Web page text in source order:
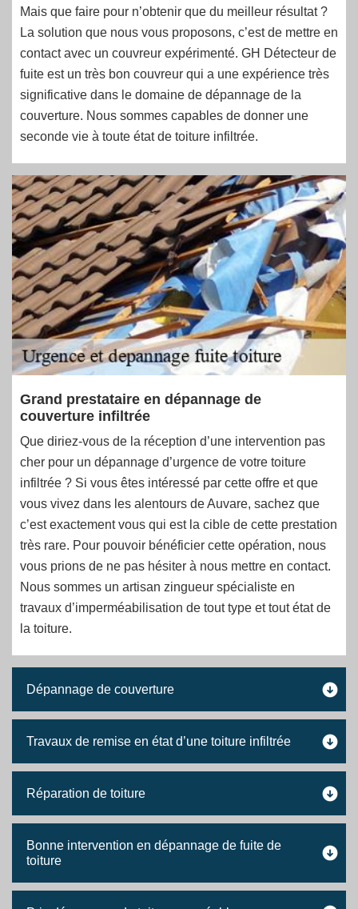
Mais que faire pour n’obtenir que du meilleur résultat ?
La solution que nous vous proposons, c’est de mettre en
contact avec un couvreur expérimenté. GH Détecteur de
fuite est un très bon couvreur qui a une expérience très
significative dans le domaine de dépannage de la
couverture. Nous sommes capables de donner une
seconde vie à toute état de toiture infiltrée.
Grand prestataire en dépannage de
couverture infiltrée
Que diriez-vous de la réception d’une intervention pas
cher pour un dépannage d’urgence de votre toiture
infiltrée ? Si vous êtes intéressé par cette offre et que
vous vivez dans les alentours de Auvare, sachez que
c’est exactement vous qui est la cible de cette prestation
très rare. Pour pouvoir bénéficier cette opération, nous
vous prions de ne pas hésiter à nous mettre en contact.
Nous sommes un artisan zingueur spécialiste en
travaux d’imperméabilisation de tout type et tout état de
la toiture.
Dépannage de couverture
Travaux de remise en état d’une toiture infiltrée
Réparation de toiture
Bonne intervention en dépannage de fuite de
toiture